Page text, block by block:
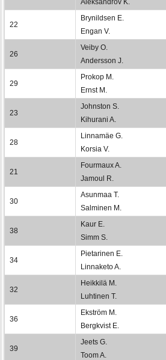
Aleksandrov K.
22
Brynildsen E.
Engan V.
26
Veiby O.
Andersson J.
29
Prokop M.
Ernst M.
23
Johnston S.
Kihurani A.
28
Linnamäe G.
Korsia V.
21
Fourmaux A.
Jamoul R.
30
Asunmaa T.
Salminen M.
38
Kaur E.
Simm S.
34
Pietarinen E.
Linnaketo A.
32
Heikkilä M.
Luhtinen T.
36
Ekström M.
Bergkvist E.
39
Jeets G.
Toom A.